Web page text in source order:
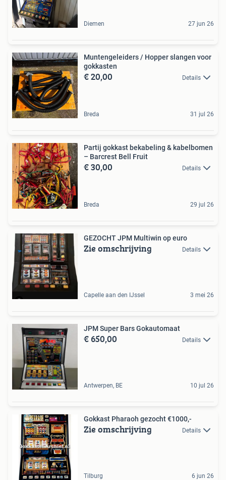
Diemen 27 jun 26
Muntengeleiders / Hopper slangen voor
gokkasten
€ 20,00 Details
Breda 31 jul 26
Partij gokkast bekabeling & kabelbomen
– Barcrest Bell Fruit
€ 30,00 Details
Breda 29 jul 26
GEZOCHT JPM Multiwin op euro
Zie omschrijving Details
Capelle aan den IJssel 3 mei 26
JPM Super Bars Gokautomaat
€ 650,00 Details
Antwerpen, BE 10 jul 26
Gokkast Pharaoh gezocht €1000,-
Zie omschrijving Details
Tilburg 6 jun 26